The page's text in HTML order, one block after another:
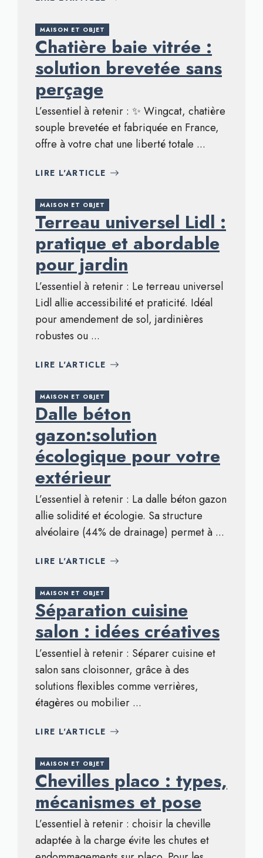
MAISON ET OBJET
Chatière baie vitrée :
solution brevetée sans
perçage
L’essentiel à retenir : ✨ Wingcat, chatière
souple brevetée et fabriquée en France,
offre à votre chat une liberté totale ...
LIRE L'ARTICLE
MAISON ET OBJET
Terreau universel Lidl :
pratique et abordable
pour jardin
L’essentiel à retenir : Le terreau universel
Lidl allie accessibilité et praticité. Idéal
pour amendement de sol, jardinières
robustes ou ...
LIRE L'ARTICLE
MAISON ET OBJET
Dalle béton
gazon:solution
écologique pour votre
extérieur
L’essentiel à retenir : La dalle béton gazon
allie solidité et écologie. Sa structure
alvéolaire (44% de drainage) permet à ...
LIRE L'ARTICLE
MAISON ET OBJET
Séparation cuisine
salon : idées créatives
L’essentiel à retenir : Séparer cuisine et
salon sans cloisonner, grâce à des
solutions flexibles comme verrières,
étagères ou mobilier ...
LIRE L'ARTICLE
MAISON ET OBJET
Chevilles placo : types,
mécanismes et pose
L’essentiel à retenir : choisir la cheville
adaptée à la charge évite les chutes et